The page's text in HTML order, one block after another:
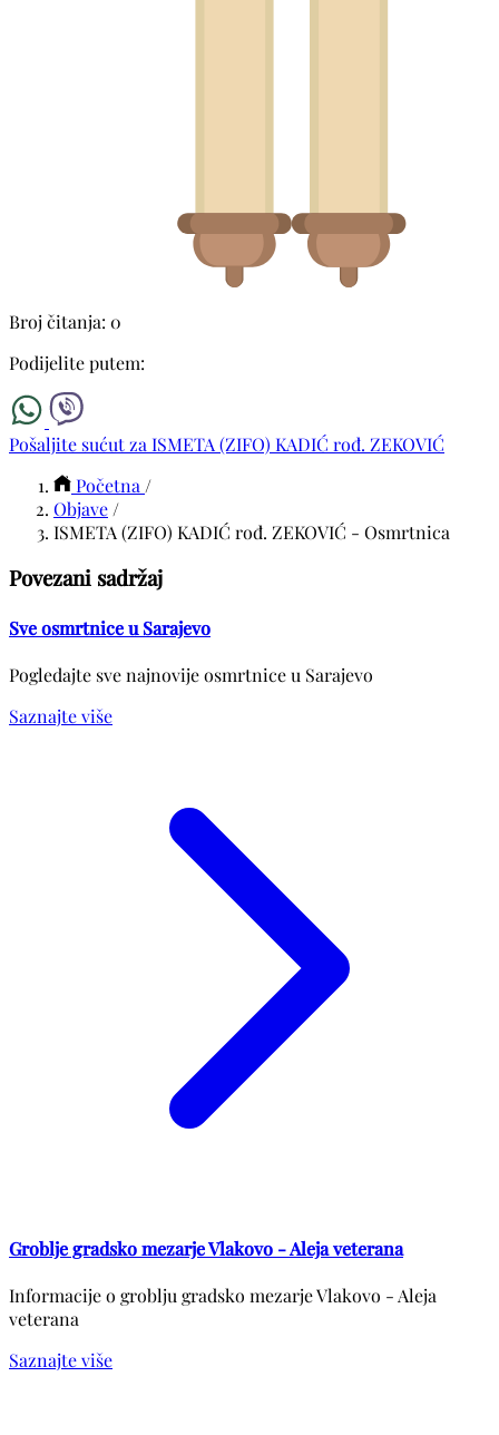
Broj čitanja: 0
Podijelite putem:
Pošaljite sućut za ISMETA (ZIFO) KADIĆ rođ. ZEKOVIĆ
Početna /
Objave /
ISMETA (ZIFO) KADIĆ rođ. ZEKOVIĆ - Osmrtnica
Povezani sadržaj
Sve osmrtnice u Sarajevo
Pogledajte sve najnovije osmrtnice u Sarajevo
Saznajte više
Groblje gradsko mezarje Vlakovo - Aleja veterana
Informacije o groblju gradsko mezarje Vlakovo - Aleja
veterana
Saznajte više